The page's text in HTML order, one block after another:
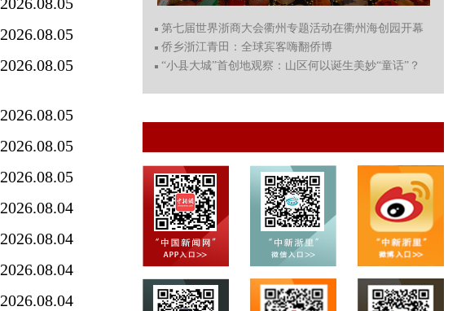
2026.08.05
2026.08.05
2026.08.05
2026.08.05
2026.08.05
2026.08.04
2026.08.04
2026.08.04
2026.08.04
第七届世界浙商大会衢州专题活动在衢州海创园开幕
侨乡浙江青田：全球宾客嗨翻侨博
“小县大城”首创地观察：山区何以诞生美妙“童话”？